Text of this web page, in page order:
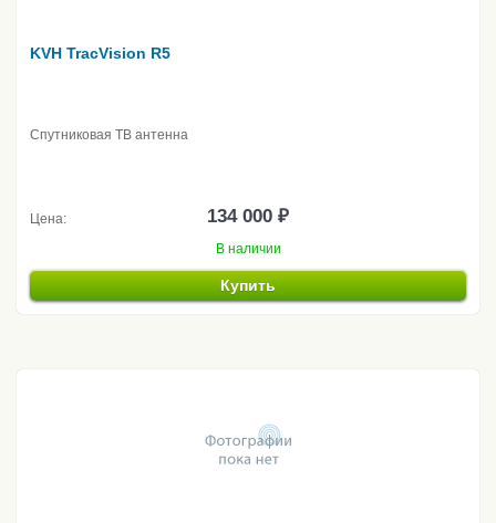
KVH TracVision R5
Спутниковая ТВ антенна
Цена: 134 000 ₽
В наличии
Купить